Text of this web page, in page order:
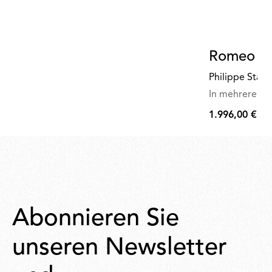
Romeo
Philippe
In mehreren
1.996,00
1.996,00 €
Abonnieren Sie
unseren Newsletter